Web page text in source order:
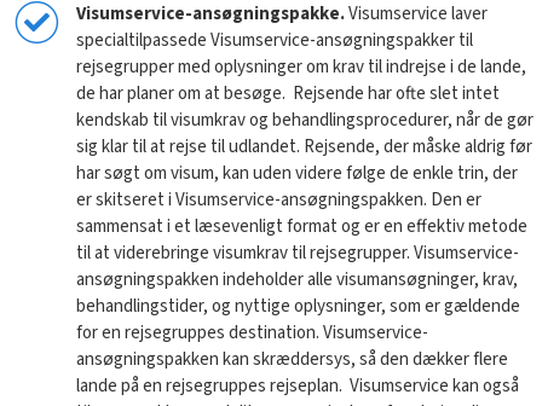
Visumservice-ansøgningspakke.Visumservice laver
specialtilpassede Visumservice-ansøgningspakker til
rejsegrupper med oplysninger om krav til indrejse i de lande,
de har planer om at besøge. Rejsende har ofte slet intet
kendskab til visumkrav og behandlingsprocedurer, når de gør
sig klar til at rejse til udlandet. Rejsende, der måske aldrig før
har søgt om visum, kan uden videre følge de enkle trin, der
er skitseret i Visumservice-ansøgningspakken. Den er
sammensat i et læsevenligt format og er en effektiv metode
til at viderebringe visumkrav til rejsegrupper. Visumservice-
ansøgningspakken indeholder alle visumansøgninger, krav,
behandlingstider, og nyttige oplysninger, som er gældende
for en rejsegruppes destination.Visumservice-
ansøgningspakken kan skræddersys, så den dækker flere
lande på en rejsegruppes rejseplan. Visumservice kan også